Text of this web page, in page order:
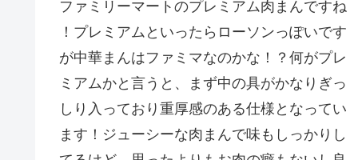
ファミリーマートのプレミアム肉まんですね
！プレミアムといったらローソンっぽいです
が中華まんはファミマなのかな！？何がプレ
ミアムかと言うと、まず中の具がかなりぎっ
しり入っており重厚感のある仕様となってい
ます！ジューシーな肉まんで味もしっかりし